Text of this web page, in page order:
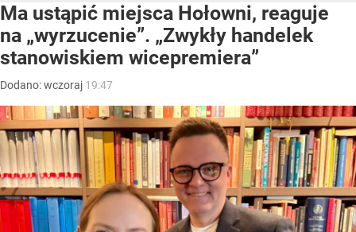
Ma ustąpić miejsca Hołowni, reaguje
na „wyrzucenie”. „Zwykły handelek
stanowiskiem wicepremiera”
Dodano:wczoraj 19:47